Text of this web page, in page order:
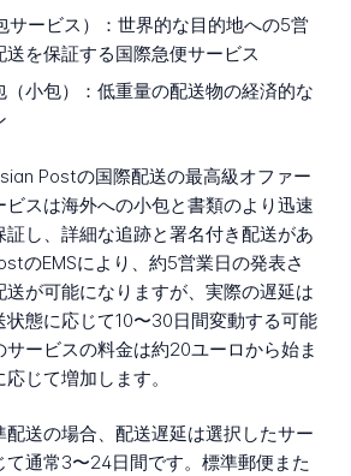
サービス）： 世界的な目的地への5営
を保証する国際急便サービス
小包）： 低重量の配送物の経済的な
Postの国際配送の最高級オファー
ビスは海外への小包と書類のより迅速
証し、詳細な追跡と署名付き配送があ
のEMSにより、約5営業日の発表さ
送が可能になりますが、実際の遅延は
状態に応じて10〜30日間変動する可能
ービスの料金は約20ユーロから始ま
じて増加します。
配送の場合、配送遅延は選択したサー
て通常3〜24日間です。標準郵便また